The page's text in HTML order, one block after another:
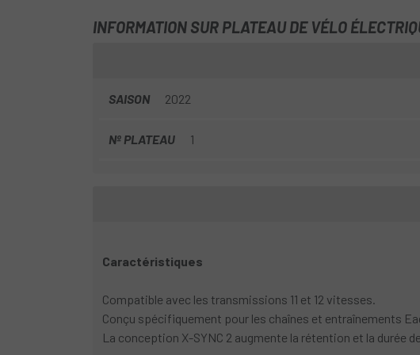
INFORMATION SUR PLATEAU DE VÉLO
SAISON 2022
Nº PLATEAU 1
Caractéristiques
Compatible avec les transmissions 11 et 12 vitesses.
Conçu spécifiquement pour les chaînes et entraînements
La conception X-SYNC 2 augmente la rétention et la durée